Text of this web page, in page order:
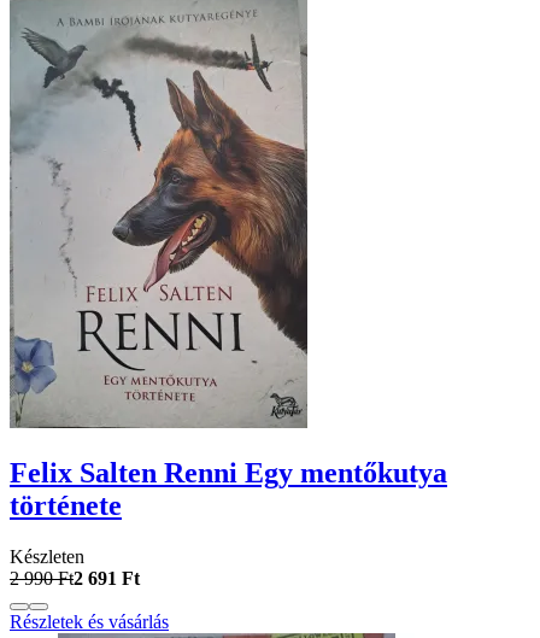
Felix Salten Renni Egy mentőkutya
története
Készleten
2 990 Ft2 691 Ft
Részletek és vásárlás